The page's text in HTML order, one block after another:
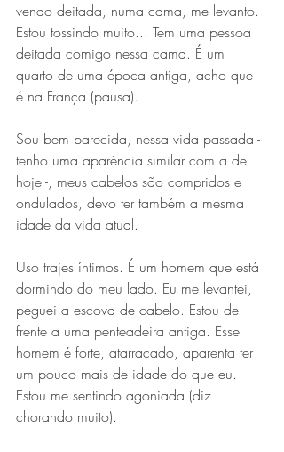
vendo deitada, numa cama, me levanto.
Estou tossindo muito... Tem uma pessoa
deitada comigo nessa cama. É um
quarto de uma época antiga, acho que
é na França (pausa).
Sou bem parecida, nessa vida passada -
tenho uma aparência similar com a de
hoje -, meus cabelos são compridos e
ondulados, devo ter também a mesma
idade da vida atual.
Uso trajes íntimos. É um homem que está
dormindo do meu lado. Eu me levantei,
peguei a escova de cabelo. Estou de
frente a uma penteadeira antiga. Esse
homem é forte, atarracado, aparenta ter
um pouco mais de idade do que eu.
Estou me sentindo agoniada (diz
chorando muito).